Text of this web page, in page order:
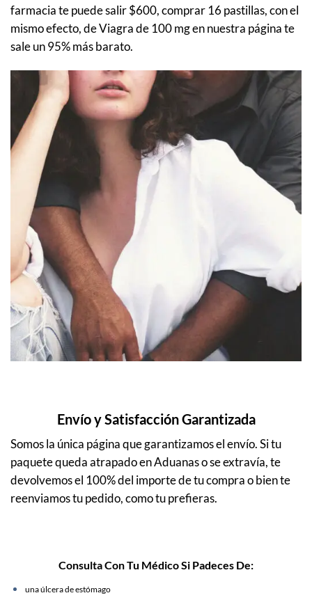
farmacia te puede salir $600, comprar 16 pastillas, con el
mismo efecto, de Viagra de 100 mg en nuestra página te
sale un 95% más barato.
Envío y Satisfacción Garantizada
Somos la única página que garantizamos el envío. Si tu
paquete queda atrapado en Aduanas o se extravía, te
devolvemos el 100% del importe de tu compra o bien te
reenviamos tu pedido, como tu prefieras.
Consulta Con Tu Médico Si Padeces De:
una úlcera de estómago